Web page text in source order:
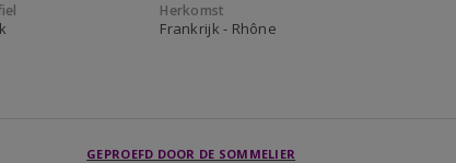
Herkomst
Frankrijk - Rhône
GEPROEFD DOOR DE SOMMELIER